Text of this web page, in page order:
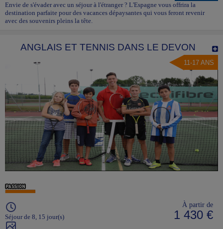
Envie de s'évader avec un séjour à l'étranger ? L'Espagne vous offrira la
destination parfaite pour des vacances dépaysantes qui vous feront revenir
avec des souvenirs pleins la tête.
ANGLAIS ET TENNIS DANS LE DEVON
11-17 ANS
Séjour de 8, 15 jour(s)
À partir de
1 430 €